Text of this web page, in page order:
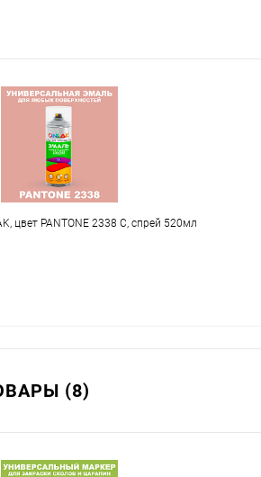
цвет PANTONE 2338 C, спрей 520мл
(8)